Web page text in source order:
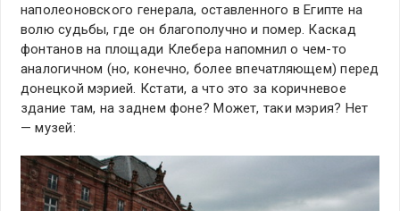
наполеоновского генерала, оставленного в Египте на
волю судьбы, где он благополучно и помер. Каскад
фонтанов на площади Клебера напомнил о чем-то
аналогичном (но, конечно, более впечатляющем) перед
донецкой мэрией. Кстати, а что это за коричневое
здание там, на заднем фоне? Может, таки мэрия? Нет
— музей: